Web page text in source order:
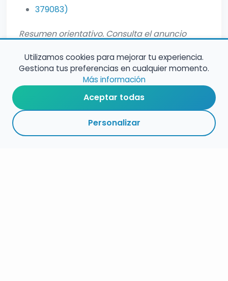
379083)
Resumen orientativo. Consulta el anuncio
RESUMEN PLAZOS ESPECIALIDAD ENLACES SEGUIR
Utilizamos cookies para mejorar tu experiencia.
Gestiona tus preferencias en cualquier momento.
Más información
Aceptar todas
Personalizar